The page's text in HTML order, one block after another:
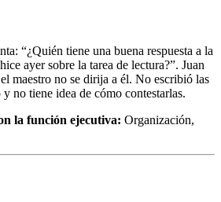
“¿Quién tiene una buena respuesta a la
ayer sobre la tarea de lectura?”. Juan
maestro no se dirija a él. No escribió las
no tiene idea de cómo contestarlas.
la función ejecutiva: Organización,